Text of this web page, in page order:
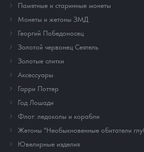
Памятные и старинные монеты
Монеты и жетоны ЗМД
Георгий Победоносец
Золотой червонец Сеятель
Золотые слитки
Аксессуары
Гарри Поттер
Год Лошади
Флот: ледоколы и корабли
Жетоны "Необыкновенные обитатели
Ювелирные изделия